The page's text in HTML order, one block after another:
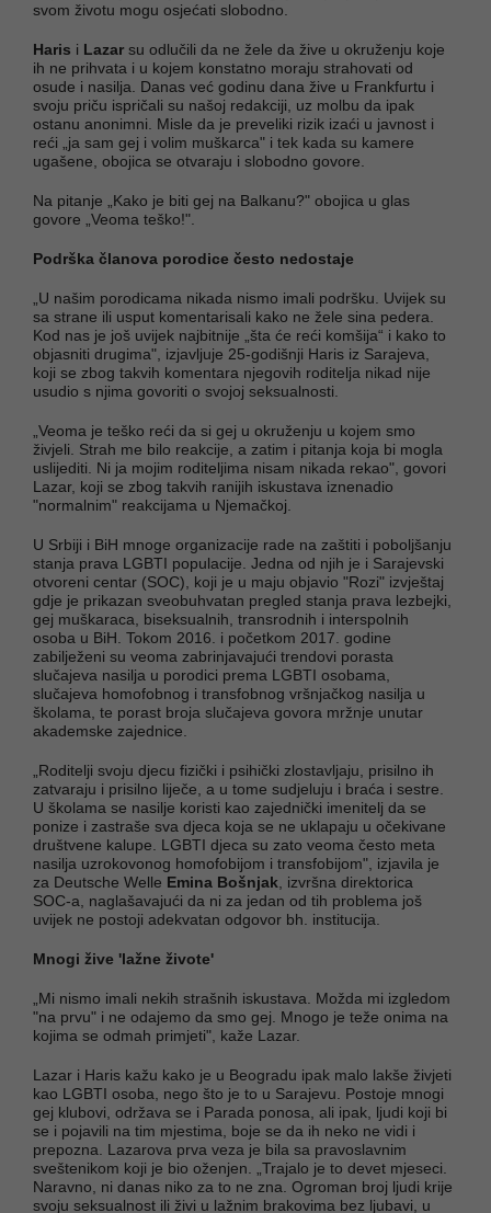
svom životu mogu osjećati slobodno.
Haris i Lazar su odlučili da ne žele da žive u okruženju koje
ih ne prihvata i u kojem konstatno moraju strahovati od
osude i nasilja. Danas već godinu dana žive u Frankfurtu i
svoju priču ispričali su našoj redakciji, uz molbu da ipak
ostanu anonimni. Misle da je preveliki rizik izaći u javnost i
reći „ja sam gej i volim muškarca" i tek kada su kamere
ugašene, obojica se otvaraju i slobodno govore.
Na pitanje „Kako je biti gej na Balkanu?" obojica u glas
govore „Veoma teško!".
Podrška članova porodice često nedostaje
„U našim porodicama nikada nismo imali podršku. Uvijek su
sa strane ili usput komentarisali kako ne žele sina pedera.
Kod nas je još uvijek najbitnije „šta će reći komšija“ i kako to
objasniti drugima", izjavljuje 25-godišnji Haris iz Sarajeva,
koji se zbog takvih komentara njegovih roditelja nikad nije
usudio s njima govoriti o svojoj seksualnosti.
„Veoma je teško reći da si gej u okruženju u kojem smo
živjeli. Strah me bilo reakcije, a zatim i pitanja koja bi mogla
uslijediti. Ni ja mojim roditeljima nisam nikada rekao", govori
Lazar, koji se zbog takvih ranijih iskustava iznenadio
"normalnim" reakcijama u Njemačkoj.
U Srbiji i BiH mnoge organizacije rade na zaštiti i poboljšanju
stanja prava LGBTI populacije. Jedna od njih je i Sarajevski
otvoreni centar (SOC), koji je u maju objavio "Rozi" izvještaj
gdje je prikazan sveobuhvatan pregled stanja prava lezbejki,
gej muškaraca, biseksualnih, transrodnih i interspolnih
osoba u BiH. Tokom 2016. i početkom 2017. godine
zabilježeni su veoma zabrinjavajući trendovi porasta
slučajeva nasilja u porodici prema LGBTI osobama,
slučajeva homofobnog i transfobnog vršnjačkog nasilja u
školama, te porast broja slučajeva govora mržnje unutar
akademske zajednice.
„Roditelji svoju djecu fizički i psihički zlostavljaju, prisilno ih
zatvaraju i prisilno liječe, a u tome sudjeluju i braća i sestre.
U školama se nasilje koristi kao zajednički imenitelj da se
ponize i zastraše sva djeca koja se ne uklapaju u očekivane
društvene kalupe. LGBTI djeca su zato veoma često meta
nasilja uzrokovonog homofobijom i transfobijom", izjavila je
za Deutsche Welle Emina Bošnjak , izvršna direktorica
SOC-a, naglašavajući da ni za jedan od tih problema još
uvijek ne postoji adekvatan odgovor bh. institucija.
Mnogi žive 'lažne živote'
„Mi nismo imali nekih strašnih iskustava. Možda mi izgledom
"na prvu" i ne odajemo da smo gej. Mnogo je teže onima na
kojima se odmah primjeti", kaže Lazar.
Lazar i Haris kažu kako je u Beogradu ipak malo lakše živjeti
kao LGBTI osoba, nego što je to u Sarajevu. Postoje mnogi
gej klubovi, održava se i Parada ponosa, ali ipak, ljudi koji bi
se i pojavili na tim mjestima, boje se da ih neko ne vidi i
prepozna. Lazarova prva veza je bila sa pravoslavnim
sveštenikom koji je bio oženjen. „Trajalo je to devet mjeseci.
Naravno, ni danas niko za to ne zna. Ogroman broj ljudi krije
svoju seksualnost ili živi u lažnim brakovima bez ljubavi, u